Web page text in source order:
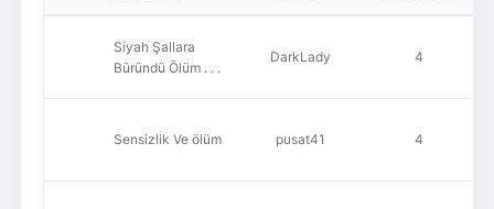
Siyah Şallara
Büründü Ölüm . . .
DarkLady 4
Sensizlik Ve ölüm pusat41 4